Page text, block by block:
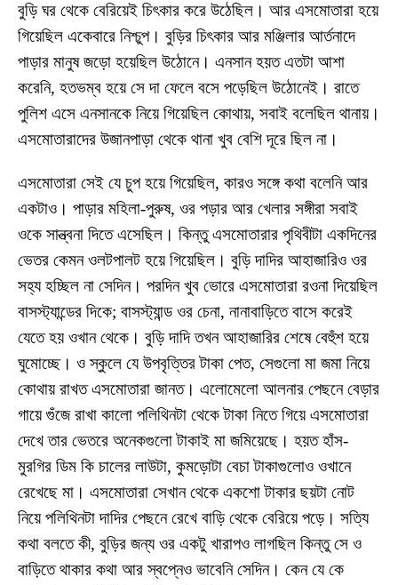
বুড়ি ঘর থেকে বেরিয়েই চিৎকার করে উঠেছিল। আর এসমোতারা হয়ে
গিয়েছিল একেবারে নিশ্চুপ। বুড়ির চিৎকার আর মঞ্জিলার আর্তনাদে
পাড়ার মানুষ জড়ো হয়েছিল উঠোনে। এনসান হয়ত এতটা আশা
করেনি, হতভম্ব হয়ে সে দা ফেলে বসে পড়েছিল উঠোনেই। রাতে
পুলিশ এসে এনসানকে নিয়ে গিয়েছিল কোথায়, সবাই বলেছিল থানায়।
এসমোতারাদের উজানপাড়া থেকে থানা খুব বেশি দূরে ছিল না।
এসমোতারা সেই যে চুপ হয়ে গিয়েছিল, কারও সঙ্গে কথা বলেনি আর
একটাও। পাড়ার মহিলা-পুরুষ, ওর পড়ার আর খেলার সঙ্গীরা সবাই
ওকে সান্ত্বনা দিতে এসেছিল। কিন্তু এসমোতারার পৃথিবীটা একদিনের
ভেতর কেমন ওলটপালট হয়ে গিয়েছিল। বুড়ি দাদির আহাজারিও ওর
সহ্য হচ্ছিল না সেদিন। পরদিন খুব ভোরে এসমোতারা রওনা দিয়েছিল
বাসস্ট্যান্ডের দিকে; বাসস্ট্যান্ড ওর চেনা, নানাবাড়িতে বাসে করেই
যেতে হয় ওখান থেকে। বুড়ি দাদি তখন আহাজারির শেষে বেহুঁশ হয়ে
ঘুমোচ্ছে। ও স্কুলে যে উপবৃত্তির টাকা পেত, সেগুলো মা জমা নিয়ে
কোথায় রাখত এসমোতারা জানত। এলোমেলো আলনার পেছনে বেড়ার
গায়ে গুঁজে রাখা কালো পলিথিনটা থেকে টাকা নিতে গিয়ে এসমোতারা
দেখে তার ভেতরে অনেকগুলো টাকাই মা জমিয়েছে। হয়ত হাঁস-
মুরগির ডিম কি চালের লাউটা, কুমড়োটা বেচা টাকাগুলোও ওখানে
রেখেছে মা। এসমোতারা সেখান থেকে একশো টাকার ছয়টা নোট
নিয়ে পলিথিনটা দাদির পেছনে রেখে বাড়ি থেকে বেরিয়ে পড়ে। সত্যি
কথা বলতে কী, বুড়ির জন্য ওর একটু খারাপও লাগছিল কিন্তু সে ও
বাড়িতে থাকার কথা আর স্বপ্নেও ভাবেনি সেদিন। কেন যে কে